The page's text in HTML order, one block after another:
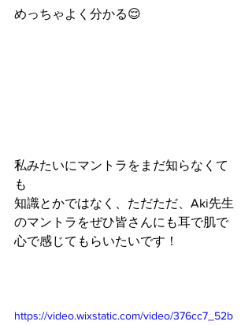
めっちゃよく分かる😌
私みたいにマントラをまだ知らなくて
も
知識とかではなく、ただただ、Aki先生
のマントラをぜひ皆さんにも耳で肌で
心で感じてもらいたいです！
https://video.wixstatic.com/video/376cc7_52b